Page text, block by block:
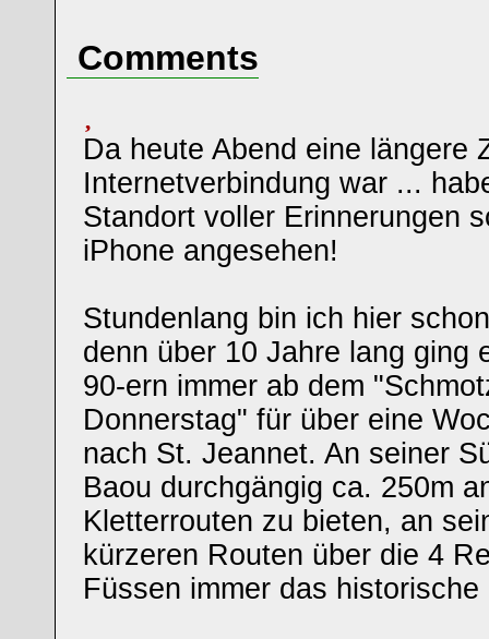
Comments
Da heute Abend eine längere
Internetverbindung war ...
Standort voller Erinnerungen
iPhone angesehen!
Stundenlang bin ich hier
denn über 10 Jahre lang ging
90-ern immer ab dem
Donnerstag" für über eine
nach St. Jeannet. An seiner
Baou durchgängig ca. 250m
Kletterrouten zu bieten, an
kürzeren Routen über die 4
Füssen immer das